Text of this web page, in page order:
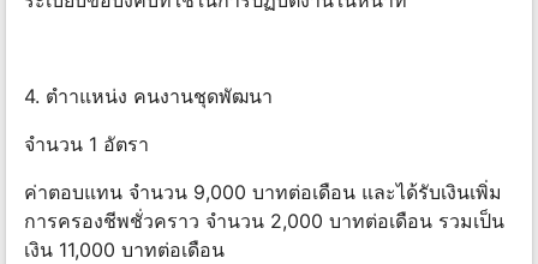
4. ตําาแหน่ง คนงานชุดพัฒนา
จํานวน 1 อัตรา
ค่าตอบแทน จํานวน 9,000 บาทต่อเดือน และได้รับเงินเพิ่ม
การครองชีพชั่วคราว จํานวน 2,000 บาทต่อเดือน รวมเป็น
เงิน 11,000 บาทต่อเดือน